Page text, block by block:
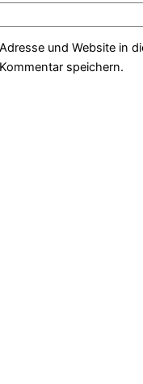
und Website in
speichern.